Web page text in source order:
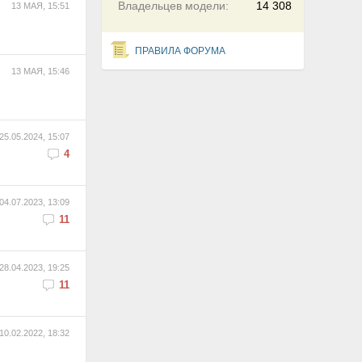
14 308
Владельцев модели:
ПРАВИЛА ФОРУМА
13 МАЯ, 15:51
13 МАЯ, 15:46
25.05.2024, 15:07
4
04.07.2023, 13:09
11
28.04.2023, 19:25
11
10.02.2022, 18:32